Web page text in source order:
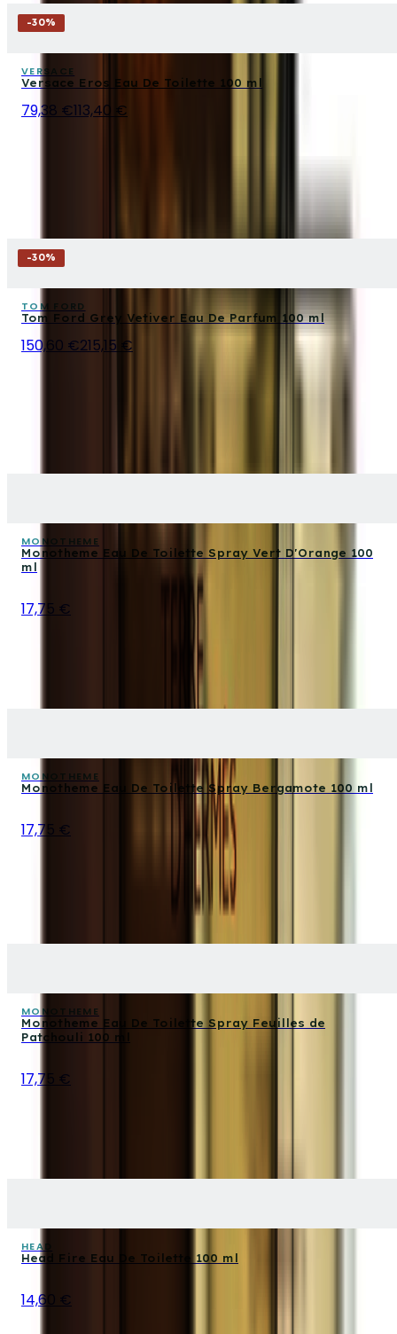
-30%
VERSACE
Versace Eros Eau De Toilette 100 ml
79,38 €113,40 €
-30%
TOM FORD
Tom Ford Grey Vetiver Eau De Parfum 100 ml
150,60 €215,15 €
MONOTHEME
Monotheme Eau De Toilette Spray Vert D'Orange 100
ml
17,75 €
MONOTHEME
Monotheme Eau De Toilette Spray Bergamote 100 ml
17,75 €
MONOTHEME
Monotheme Eau De Toilette Spray Feuilles de
Patchouli 100 ml
17,75 €
HEAD
Head Fire Eau De Toilette 100 ml
14,60 €